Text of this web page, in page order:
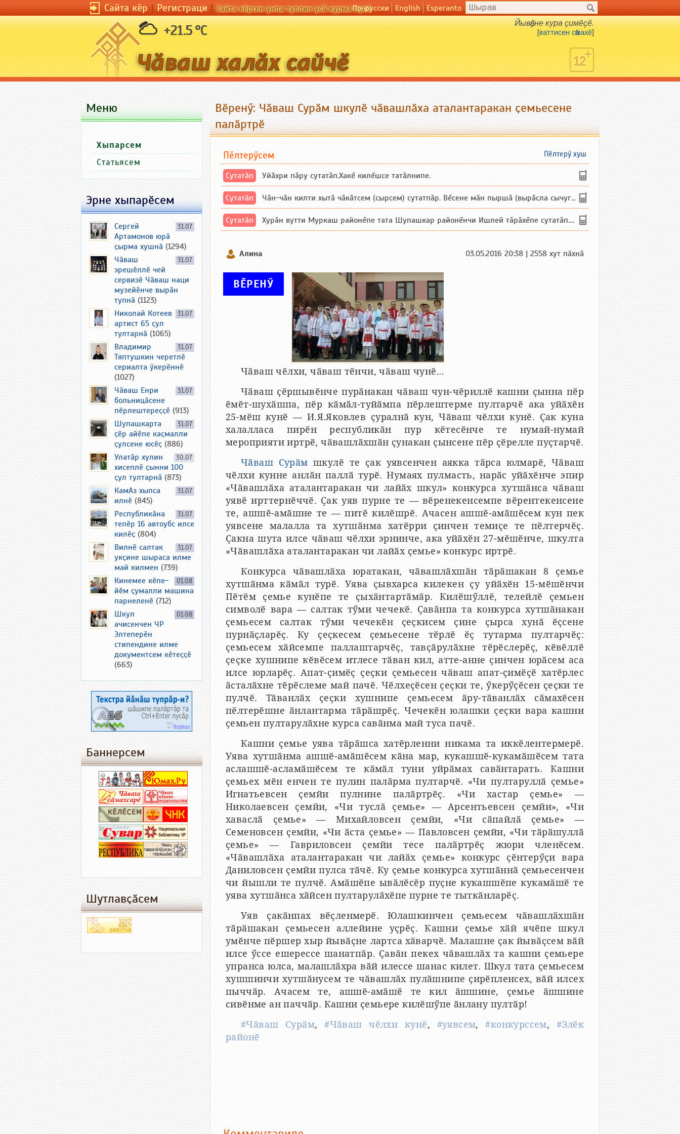
Сайта кӗр|Регистраци|Сайта кӗрсен унпа туллин усӑ курма пулӗПо-русски English Esperanto
+21.5 °C Йывӑҫне кура ҫимӗҫӗ.
[ваттисен сӑмахӗ]
Вӗренӳ: Чӑваш Сурӑм шкулӗ чӑвашлӑха аталантаракан ҫемьесене
палӑртрӗ
Пӗлтерӳ хуш
Пӗлтерӳсем
Сутатӑп Уйăхри пăру сутатăп.Хакĕ килĕшсе татăлнипе.
Сутатӑп Чăн-чăн килти хытă чăкăтсем (сырсем) сутатпăр. Вĕсене мăн пыршă (вырăсла сычуг) ...
Сутатӑп Хурăн вутти Муркаш районĕпе тата Шупашкар районĕнчи Ишлей тăрăхĕпе сутатăп. Ха...
Алина 03.05.2016 20:38 | 2558 хут пӑхнӑ
ВӖРЕНӲ
Чӑваш чӗлхи, чӑваш тӗнчи, чӑваш чунӗ…
Чӑваш ҫӗршывӗнче пурӑнакан чӑваш чун-чӗриллӗ кашни ҫынна пӗр
ӗмӗт-шухӑшпа, пӗр кӑмӑл-туйӑмпа пӗрлештерме пултарчӗ ака уйӑхӗн
25-мӗш кунӗ — И.Я.Яковлев ҫуралнӑ кун, Чӑваш чӗлхи кунӗ. Ҫак куна
халалласа пирӗн республикӑн пур кӗтесӗнче те нумай-нумай
мероприяти иртрӗ, чӑвашлӑхшӑн ҫунакан ҫынсене пӗр ҫӗрелле пуҫтарчӗ.
Чӑваш Сурӑм шкулӗ те ҫак уявсенчен аякка тӑрса юлмарӗ, Чӑваш
чӗлхи кунне анлӑн паллӑ турӗ. Нумаях пулмасть, нарӑс уйӑхӗнче эпир
«Чӑвашлӑха аталантаракан чи лайӑх шкул» конкурса хутшӑнса чӑваш
уявӗ ирттернӗччӗ. Ҫак уяв пурне те — вӗренекенсемпе вӗрентекенсене
те, ашшӗ-амӑшне те — питӗ килӗшрӗ. Ачасен ашшӗ-амӑшӗсем кун пек
уявсене малалла та хутшӑнма хатӗрри ҫинчен темиҫе те пӗлтерчӗҫ.
Ҫакна шута илсе чӑваш чӗлхи эрнинче, ака уйӑхӗн 27-мӗшӗнче, шкулта
«Чӑвашлӑха аталантаракан чи лайӑх ҫемье» конкурс иртрӗ.
Конкурса чӑвашлӑха юратакан, чӑвашлӑхшӑн тӑрӑшакан 8 ҫемье
хутшӑнма кӑмӑл турӗ. Уява ҫывхарса килекен ҫу уйӑхӗн 15-мӗшӗнчи
Пӗтӗм ҫемье кунӗпе те ҫыхӑнтартӑмӑр. Килӗшӳллӗ, телейлӗ ҫемьен
символӗ вара — салтак тӳми чечекӗ. Ҫавӑнпа та конкурса хутшӑнакан
ҫемьесем салтак тӳми чечекӗн ҫеҫкисем ҫине ҫырса хунӑ ӗҫсене
пурнӑҫларӗҫ. Ку ҫеҫкесем ҫемьесене тӗрлӗ ӗҫ тутарма пултарчӗҫ:
ҫемьесем хӑйсемпе паллаштарчӗҫ, тавҫӑрулӑхне тӗрӗслерӗҫ, кӗвӗллӗ
ҫеҫке хушнипе кӗвӗсем итлесе тӑван кил, атте-анне ҫинчен юрӑсем аса
илсе юрларӗҫ. Апат-ҫимӗҫ ҫеҫки ҫемьесен чӑваш апат-ҫимӗҫӗ хатӗрлес
ӑсталӑхне тӗрӗслеме май пачӗ. Чӗлхеҫӗсен ҫеҫки те, ӳкерӳҫӗсен ҫеҫки те
пулчӗ. Тӑванлӑх ҫеҫки хушнипе ҫемьесем ӑру-тӑванлӑх сӑмахӗсен
пӗлтерӗшне ӑнлантарма тӑрӑшрӗҫ. Чечекӗн юлашки ҫеҫки вара кашни
ҫемьен пултарулӑхне курса савӑнма май туса пачӗ.
Кашни ҫемье уява тӑрӑшса хатӗрленни никама та иккӗлентермерӗ.
Уява хутшӑнма ашшӗ-амӑшӗсем кӑна мар, кукашшӗ-кукамӑшӗсем тата
аслашшӗ-асламӑшӗсем те кӑмӑл туни уйрӑмах савӑнтарать. Кашни
ҫемьех мӗн енчен те пулин палӑрма пултарчӗ. «Чи пултаруллӑ ҫемье»
Игнатьевсен ҫемйи пулнине палӑртрӗҫ. «Чи хастар ҫемье» —
Николаевсен ҫемйи, «Чи туслӑ ҫемье» — Арсентьевсен ҫемйи», «Чи
хаваслӑ ҫемье» — Михайловсен ҫемйи, «Чи сӑпайлӑ ҫемье» —
Семеновсен ҫемйи, «Чи ӑста ҫемье» — Павловсен ҫемйи, «Чи тӑрӑшуллӑ
ҫемье» — Гавриловсен ҫемйи тесе палӑртрӗҫ жюри членӗсем.
«Чӑвашлӑха аталантаракан чи лайӑх ҫемье» конкурс ҫӗнтерӳҫи вара
Даниловсен ҫемйи пулса тӑчӗ. Ку ҫемье конкурса хутшӑннӑ ҫемьесенчен
чи йышли те пулчӗ. Амӑшӗпе ывӑлӗсӗр пуҫне кукашшӗпе кукамӑшӗ те
уява хутшӑнса хӑйсен пултарулӑхӗпе пурне те тыткӑнларӗҫ.
Уяв ҫакӑнпах вӗҫленмерӗ. Юлашкинчен ҫемьесем чӑвашлӑхшӑн
тӑрӑшакан ҫемьесен аллейине уҫрӗҫ. Кашни ҫемье хӑй ячӗпе шкул
умӗнче пӗршер хыр йывӑҫне лартса хӑварчӗ. Малашне ҫак йывӑҫсем вӑй
илсе ӳссе ешерессе шанатпӑр. Ҫавӑн пекех чӑвашлӑх та кашни ҫемьере
упранса юлса, малашлӑхра вӑй илессе шанас килет. Шкул тата ҫемьесем
хушшинчи хутшӑнусем те чӑвашлӑх пулӑшнипе ҫирӗпленсех, вӑй илсех
пыччӑр. Ачасем те, ашшӗ-амӑшӗ те кил ӑшшине, ҫемье ӑшшине
сивӗнме ан паччӑр. Кашни ҫемьере килӗшӳпе ӑнлану пултӑр!
#Чӑваш Сурӑм,#Чӑваш чӗлхи кунӗ, #уявсем,#конкурссем, #Элӗк
районӗ
Меню
Хыпарсем
Статьясем
Эрне хыпарӗсем
31.07
Сергей
Артамонов юрӑ
ҫырма хушнӑ (1294)
31.07
Чӑваш
эрешӗллӗ чей
сервизӗ Чӑваш наци
музейӗнче вырӑн
тупнӑ (1123)
31.07
Николай Котеев
артист 65 ҫул
тултарнӑ (1065)
31.07
Владимир
Тяптушкин черетлӗ
сериалта ӳкерӗннӗ
(1027)
31.07
Чӑваш Енри
больницӑсене
пӗрлештереҫҫӗ (913)
31.07
Шупашкарта
ҫӗр айӗпе каҫмалли
ҫулсене юсӗҫ (886)
30.07
Улатӑр хулин
хисеплӗ ҫынни 100
ҫул тултарнӑ (873)
31.07
КамАз хыпса
илнӗ (845)
31.07
Республикӑна
тепӗр 16 автоубс илсе
килӗҫ (804)
31.07
Вилнӗ салтак
укҫине шыраса илме
май килмен (739)
01.08
Кинемее кӗпе-
йӗм ҫумалли машина
парнеленӗ (712)
01.08
Шкул
ачисенчен ЧР
Элтеперӗн
стипендине илме
документсем кӗтеҫҫӗ
(663)
Баннерсем
Шутлавҫӑсем